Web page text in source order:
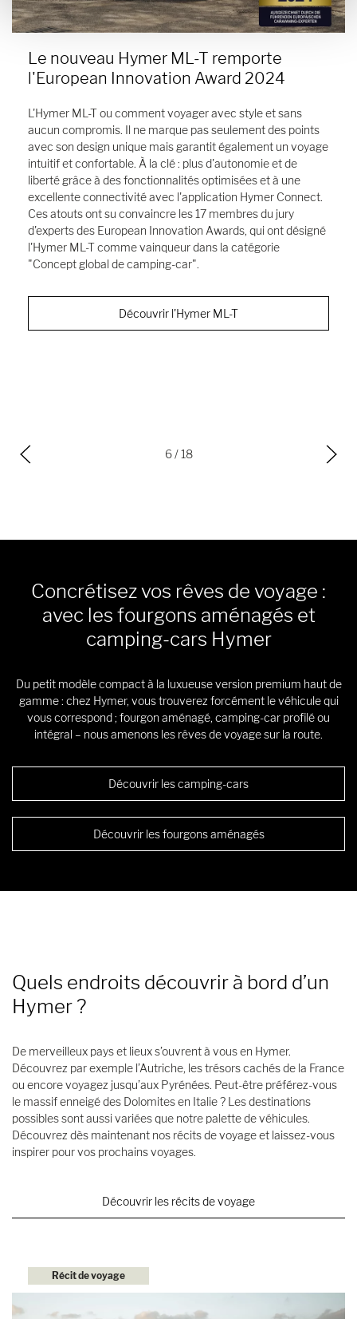
Le nouveau Hymer ML-T remporte
l'European Innovation Award 2024
L'Hymer ML-T ou comment voyager avec style et sans
aucun compromis. Il ne marque pas seulement des points
avec son design unique mais garantit également un voyage
intuitif et confortable. À la clé : plus d'autonomie et de
liberté grâce à des fonctionnalités optimisées et à une
excellente connectivité avec l'application Hymer Connect.
Ces atouts ont su convaincre les 17 membres du jury
d'experts des European Innovation Awards, qui ont désigné
l'Hymer ML-T comme vainqueur dans la catégorie
"Concept global de camping-car".
Découvrir l'Hymer ML-T
6/ 18
Concrétisez vos rêves de voyage :
avec les fourgons aménagés et
camping-cars Hymer
Du petit modèle compact à la luxueuse version premium haut de
gamme : chez Hymer, vous trouverez forcément le véhicule qui
vous correspond ; fourgon aménagé, camping-car profilé ou
intégral – nous amenons les rêves de voyage sur la route.
Découvrir les camping-cars
Découvrir les fourgons aménagés
Quels endroits découvrir à bord d’un
Hymer ?
De merveilleux pays et lieux s’ouvrent à vous en Hymer.
Découvrez par exemple l’Autriche, les trésors cachés de la France
ou encore voyagez jusqu’aux Pyrénées. Peut-être préférez-vous
le massif enneigé des Dolomites en Italie ? Les destinations
possibles sont aussi variées que notre palette de véhicules.
Découvrez dès maintenant nos récits de voyage et laissez-vous
inspirer pour vos prochains voyages.
Découvrir les récits de voyage
Récit de voyage